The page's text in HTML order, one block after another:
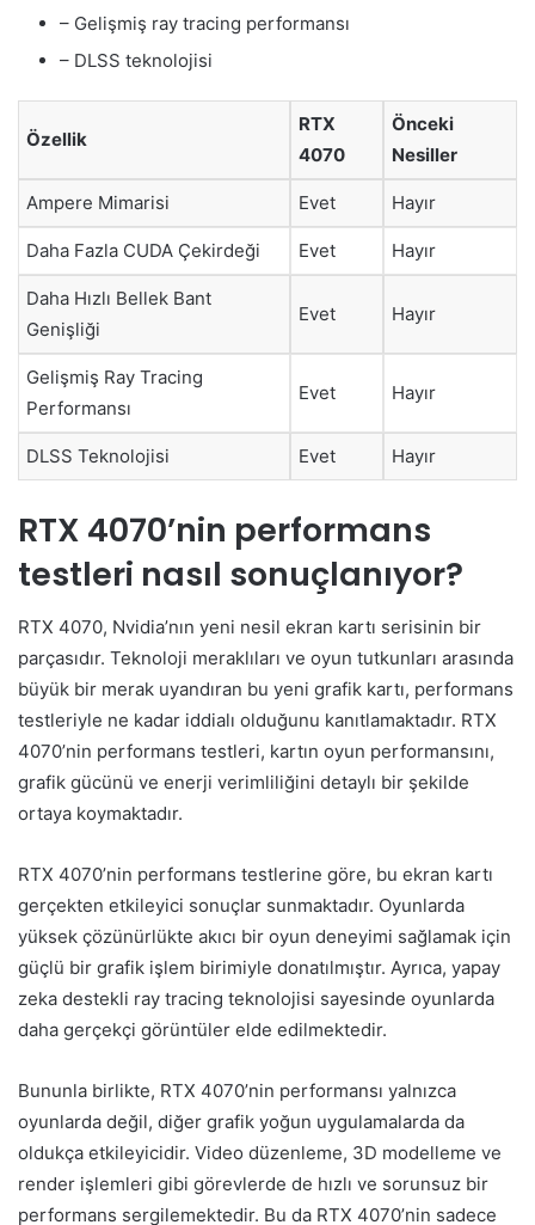
– Gelişmiş ray tracing performansı
– DLSS teknolojisi
Özellik
RTX
4070
Önceki
Nesiller
Ampere Mimarisi Evet Hayır
Daha Fazla CUDA Çekirdeği Evet Hayır
Daha Hızlı Bellek Bant
Genişliği
Evet Hayır
Gelişmiş Ray Tracing
Performansı
Evet Hayır
DLSS Teknolojisi Evet Hayır
RTX 4070’nin performans
testleri nasıl sonuçlanıyor?
RTX 4070, Nvidia’nın yeni nesil ekran kartı serisinin bir
parçasıdır. Teknoloji meraklıları ve oyun tutkunları arasında
büyük bir merak uyandıran bu yeni grafik kartı, performans
testleriyle ne kadar iddialı olduğunu kanıtlamaktadır. RTX
4070’nin performans testleri, kartın oyun performansını,
grafik gücünü ve enerji verimliliğini detaylı bir şekilde
ortaya koymaktadır.
RTX 4070’nin performans testlerine göre, bu ekran kartı
gerçekten etkileyici sonuçlar sunmaktadır. Oyunlarda
yüksek çözünürlükte akıcı bir oyun deneyimi sağlamak için
güçlü bir grafik işlem birimiyle donatılmıştır. Ayrıca, yapay
zeka destekli ray tracing teknolojisi sayesinde oyunlarda
daha gerçekçi görüntüler elde edilmektedir.
Bununla birlikte, RTX 4070’nin performansı yalnızca
oyunlarda değil, diğer grafik yoğun uygulamalarda da
oldukça etkileyicidir. Video düzenleme, 3D modelleme ve
render işlemleri gibi görevlerde de hızlı ve sorunsuz bir
performans sergilemektedir. Bu da RTX 4070’nin sadece